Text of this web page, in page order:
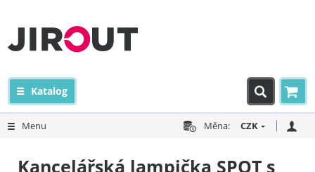
Katalog
Menu Měna: CZK
Kancelářská lampička SPOT s